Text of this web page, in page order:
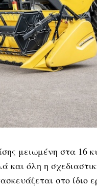
μειωμένη στα 16
όλη η
στο ίδιο